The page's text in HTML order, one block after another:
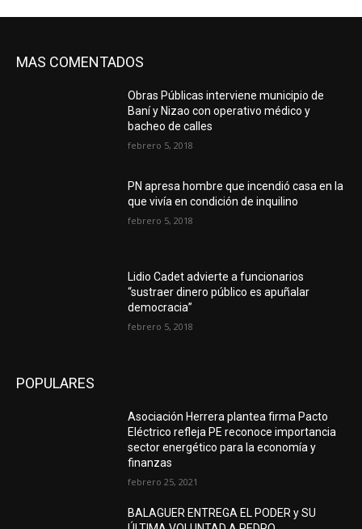
MAS COMENTADOS
Obras Públicas interviene municipio de
Baní y Nizao con operativo médico y
bacheo de calles
febrero 5, 2018
PN apresa hombre que incendió casa en la
que vivía en condición de inquilino
febrero 5, 2018
Lidio Cadet advierte a funcionarios
“sustraer dinero público es apuñalar
democracia”
febrero 5, 2018
POPULARES
Asociación Herrera plantea firma Pacto
Eléctrico refleja PE reconoce importancia
sector energético para la economía y
finanzas
febrero 25, 2021
BALAGUER ENTREGA EL PODER y SU